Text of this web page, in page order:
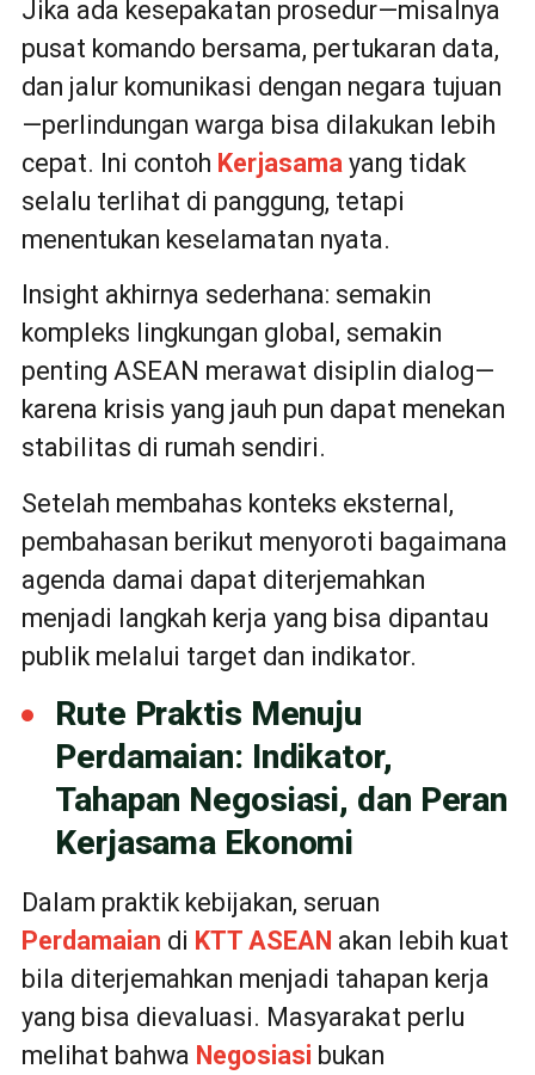
Jika ada kesepakatan prosedur—misalnya
pusat komando bersama, pertukaran data,
dan jalur komunikasi dengan negara tujuan
—perlindungan warga bisa dilakukan lebih
cepat. Ini contoh Kerjasama yang tidak
selalu terlihat di panggung, tetapi
menentukan keselamatan nyata.
Insight akhirnya sederhana: semakin
kompleks lingkungan global, semakin
penting ASEAN merawat disiplin dialog—
karena krisis yang jauh pun dapat menekan
stabilitas di rumah sendiri.
Setelah membahas konteks eksternal,
pembahasan berikut menyoroti bagaimana
agenda damai dapat diterjemahkan
menjadi langkah kerja yang bisa dipantau
publik melalui target dan indikator.
Rute Praktis Menuju
Perdamaian: Indikator,
Tahapan Negosiasi, dan Peran
Kerjasama Ekonomi
Dalam praktik kebijakan, seruan
Perdamaian di KTT ASEAN akan lebih kuat
bila diterjemahkan menjadi tahapan kerja
yang bisa dievaluasi. Masyarakat perlu
melihat bahwa Negosiasi bukan